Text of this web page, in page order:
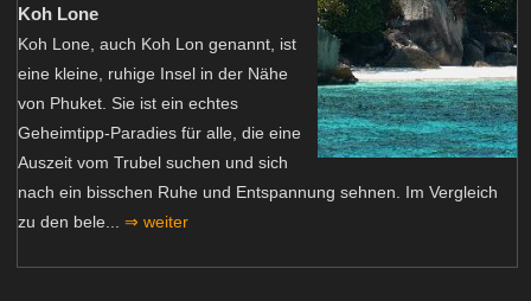
Koh Lone
Koh Lone, auch Koh Lon genannt, ist
eine kleine, ruhige Insel in der Nähe
von Phuket. Sie ist ein echtes
Geheimtipp-Paradies für alle, die eine
Auszeit vom Trubel suchen und sich
nach ein bisschen Ruhe und Entspannung sehnen. Im Vergleich
zu den bele... ⇒ weiter